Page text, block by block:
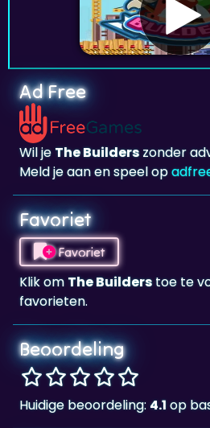
Ad Free
Wil je The Builders
Meld je aan en speel op
Favoriet
Favoriet
Klik omThe Builders
favorieten.
Beoordeling
Huidige beoordeling:
Populariteit